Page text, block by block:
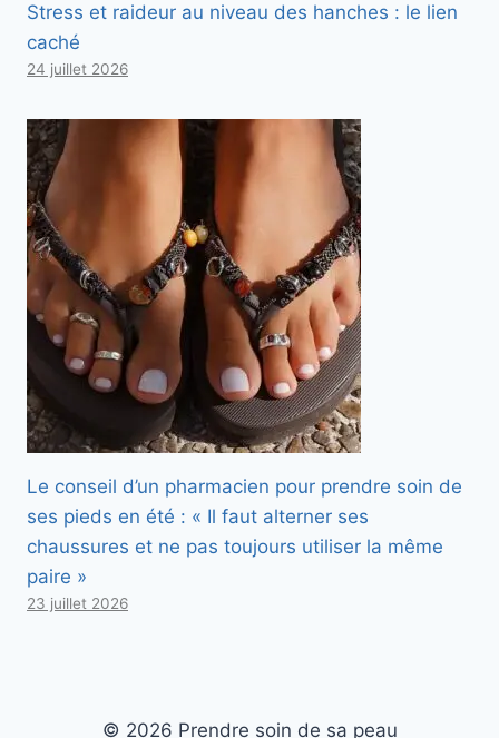
Stress et raideur au niveau des hanches : le lien
caché
24 juillet 2026
Le conseil d’un pharmacien pour prendre soin de
ses pieds en été : « Il faut alterner ses
chaussures et ne pas toujours utiliser la même
paire »
23 juillet 2026
© 2026 Prendre soin de sa peau